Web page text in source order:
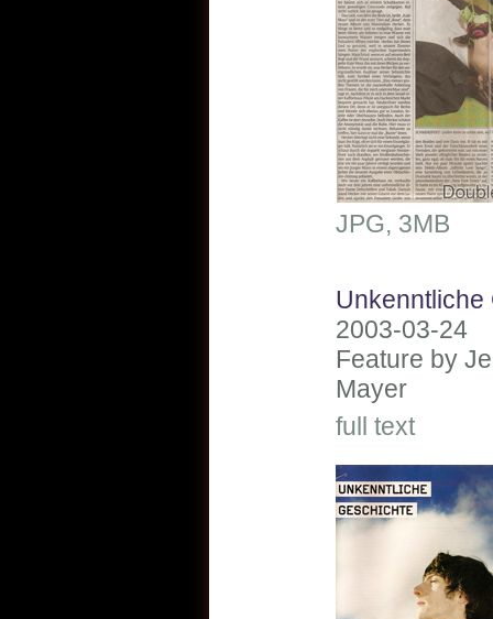
JPG, 3MB
Unkenntliche
2003-03-24
Feature by
Mayer
full text